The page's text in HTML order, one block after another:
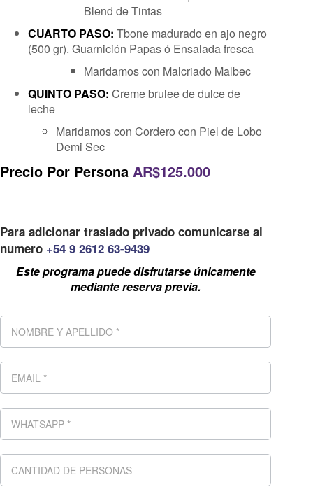
Blend de Tintas
CUARTO PASO: Tbone madurado en ajo negro
(500 gr). Guarnición Papas ó Ensalada fresca
Maridamos con Malcriado Malbec
QUINTO PASO: Creme brulee de dulce de
leche
Maridamos con Cordero con Piel de Lobo
Demi Sec
Precio Por Persona AR$125.000
Para adicionar traslado privado comunicarse al
numero +54 9 2612 63-9439
Este programa puede disfrutarse únicamente
mediante reserva previa.